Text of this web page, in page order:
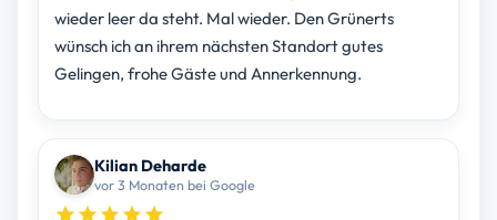
wieder leer da steht. Mal wieder. Den Grünerts
wünsch ich an ihrem nächsten Standort gutes
Gelingen, frohe Gäste und Annerkennung.
Kilian Deharde
vor 3 Monaten bei Google